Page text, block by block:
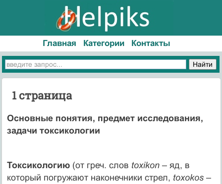
Главная Категории Контакты
1 страница
Основные понятия, предмет исследования,
задачи токсикологии
Токсикологию(от греч. слов toxikon– яд, в
который погружают наконечники стрел, toxokos–